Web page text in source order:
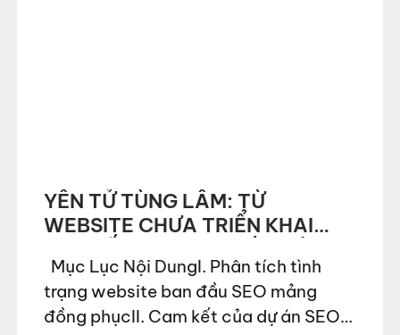
YÊN TỬ TÙNG LÂM: TỪ
WEBSITE CHƯA TRIỂN KHAI
HẠNG CAO VỀ NGHỈ DƯỠNG VÀ
TRẢI NGHIỆM TÂM LINH TẠI YÊN
TỬ
Mục Lục Nội DungI. Phân tích tình
trạng website ban đầu SEO mảng
đồng phụcII. Cam kết của dự án SEO